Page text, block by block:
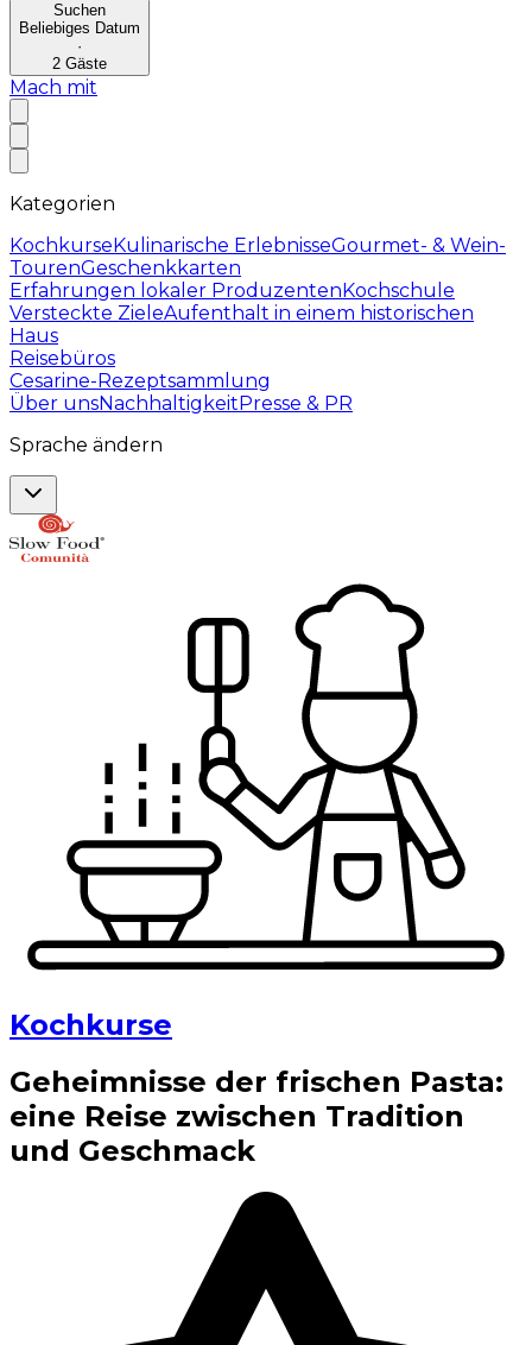
Suchen
Beliebiges Datum
·
2 Gäste
Mach mit
Kategorien
KochkurseKulinarische ErlebnisseGourmet- & Wein-
TourenGeschenkkarten
Erfahrungen lokaler ProduzentenKochschule
Versteckte ZieleAufenthalt in einem historischen
Haus
Reisebüros
Cesarine-Rezeptsammlung
Über unsNachhaltigkeitPresse & PR
Sprache ändern
Kochkurse
Geheimnisse der frischen Pasta:
eine Reise zwischen Tradition
und Geschmack